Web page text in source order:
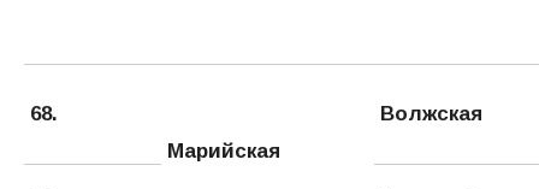
68.
Марийская
Волжская